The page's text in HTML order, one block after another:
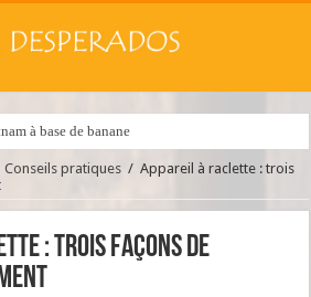
à base de banane
Conseils pratiques / Appareil à raclette : trois
: trois façons de